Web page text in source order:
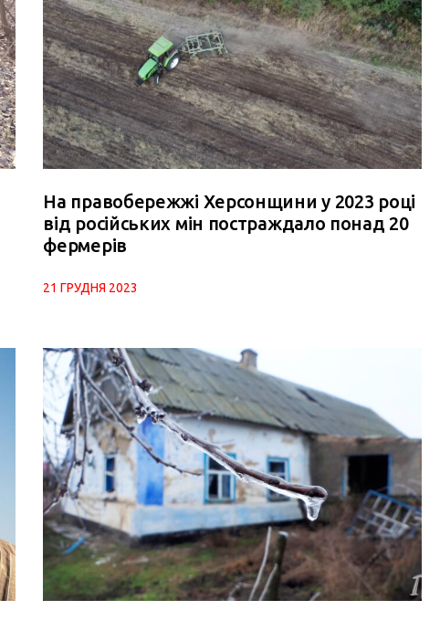
На правобережжі Херсонщини у 2023 році
від російських мін постраждало понад 20
фермерів
21 ГРУДНЯ 2023